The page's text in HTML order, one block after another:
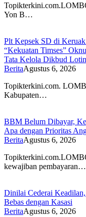
Yon B…
Plt Kepsek SD di
“Kekuatan Timses”
Tata Kelola Dikbud
BeritaAgustus 6, 2026
Topikterkini.com.
Kabupaten…
BBM Belum Dibayar,
Apa dengan Prioritas
BeritaAgustus 6, 2026
kewajiban pembayaran…
Dinilai Cederai
Bebas dengan Kasasi
BeritaAgustus 6, 2026